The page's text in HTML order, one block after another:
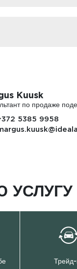
Kuusk
по продаже
5385 9958
УСЛУГУ